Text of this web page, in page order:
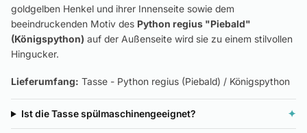
goldgelben Henkel und ihrer Innenseite sowie dem
beeindruckenden Motiv des Python regius "Piebald"
(Königspython) auf der Außenseite wird sie zu einem stilvollen
Hingucker.
Lieferumfang: Tasse - Python regius (Piebald) / Königspython
Ist die Tasse spülmaschinengeeignet? ✦